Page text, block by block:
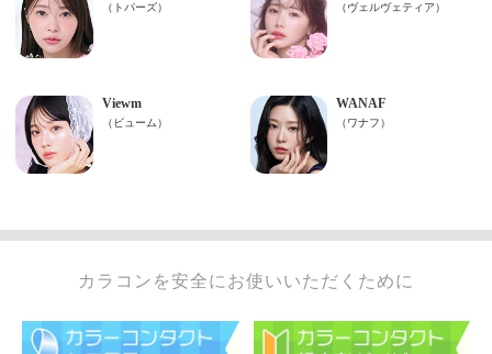
カラコンを安全にお使いいただくために